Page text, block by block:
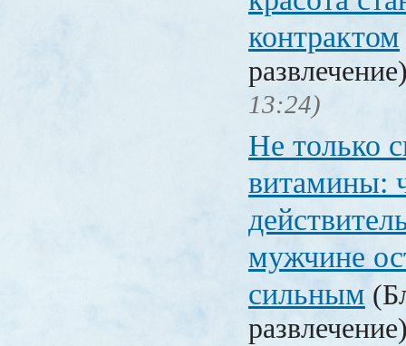
контрактом
13:24)
Не только
витамины:
мужчине
сильным